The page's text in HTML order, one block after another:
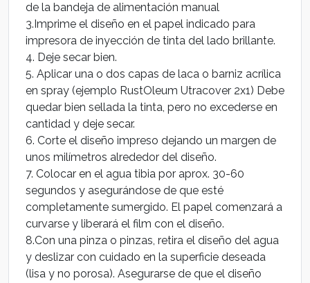
de la bandeja de alimentación manual
3.Imprime el diseño en el papel indicado para
impresora de inyección de tinta del lado brillante.
4. Deje secar bien.
5. Aplicar una o dos capas de laca o barniz acrílica
en spray (ejemplo RustOleum Utracover 2x1) Debe
quedar bien sellada la tinta, pero no excederse en
cantidad y deje secar.
6. Corte el diseño impreso dejando un margen de
unos milímetros alrededor del diseño.
7. Colocar en el agua tibia por aprox. 30-60
segundos y asegurándose de que esté
completamente sumergido. El papel comenzará a
curvarse y liberará el film con el diseño.
8.Con una pinza o pinzas, retira el diseño del agua
y deslizar con cuidado en la superficie deseada
(lisa y no porosa). Asegurarse de que el diseño